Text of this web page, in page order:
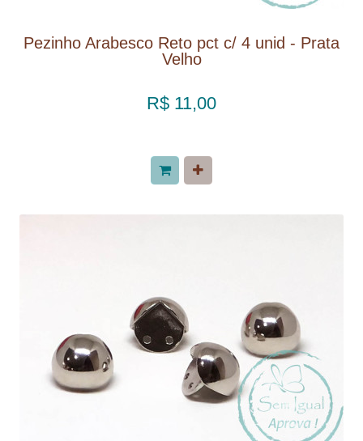
Pezinho Arabesco Reto pct c/ 4 unid - Prata
Velho
R$ 11,00